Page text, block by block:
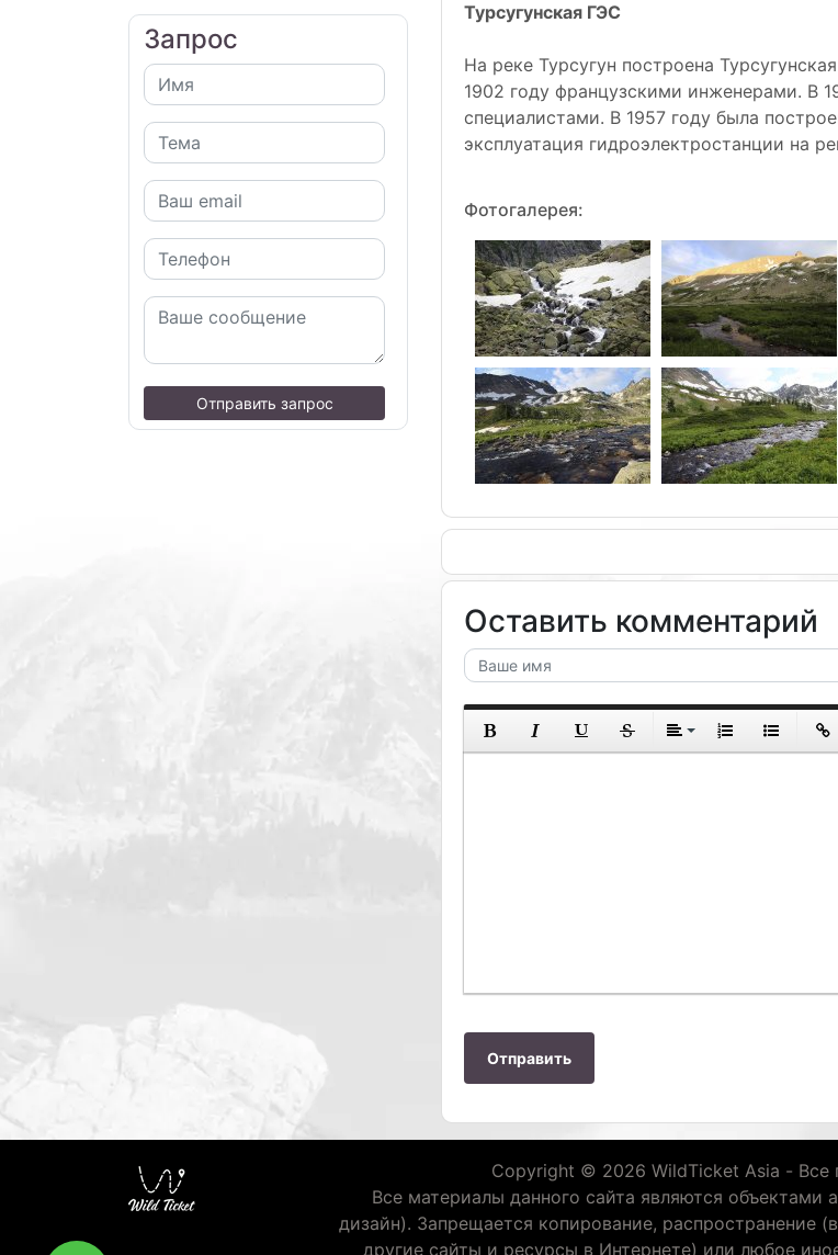
Запрос
Отправить запрос
Турсугунская ГЭС
На реке Турсугун построена
1902 году французскими инженерами. В
специалистами. В 1957 году была
эксплуатация гидроэлектростанции на
Фотогалерея:
Оставить комментарий
Отправить
Copyright © 2026 WildTicket Asia - Все
Все материалы данного сайта являются объектами
дизайн). Запрещается копирование, распространение
другие сайты и ресурсы в Интернете) или любое